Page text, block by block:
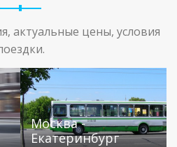
актуальные цены, условия
Москва -
Екатеринбург